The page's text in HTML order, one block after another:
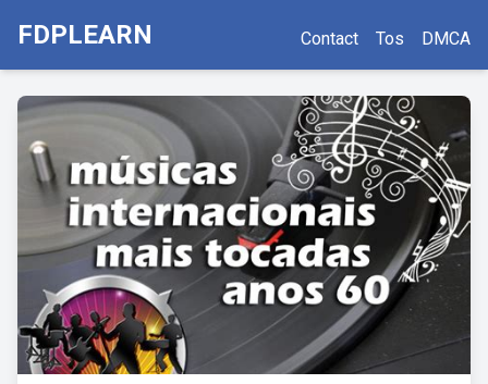
FDPLEARN Contact Tos DMCA